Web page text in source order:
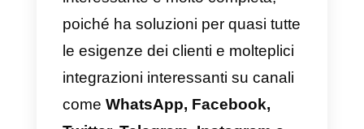
Sirena, tra questi c’è la
complessità del software che,
avendo così tante integrazioni,
arriva a diventare un po’ difficile